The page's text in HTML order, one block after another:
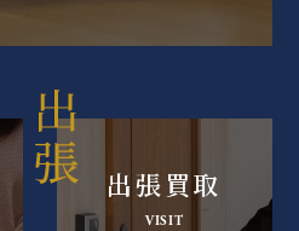
出張買取
VISIT